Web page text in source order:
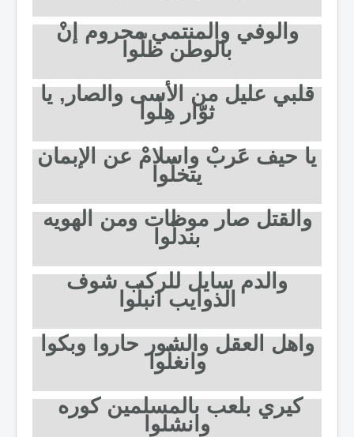
والوفي والمنتمي محروم إنْ
بالوطن ظلّوا
قلبي عليل من الأسى والصار, يا
ثوّار هِلّوا
يا حيف عَربْ واسلامْ عن الإبمان
يتخلّوا
والقتل صار موظات ومن الهويه
بندلّوا
والدم سايل للركب شوف
الذوايب انبلّوا
واهل العقل والشور حاروا وبكوا
وانغلّوا
كيري بلعب بالمسلمين كوره
وانشلوا